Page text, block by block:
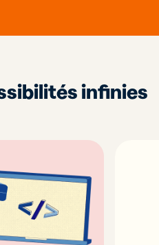
infinies